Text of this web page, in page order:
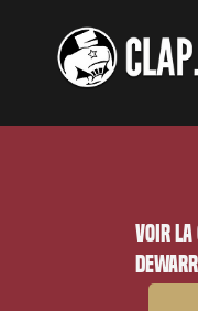
Voir la